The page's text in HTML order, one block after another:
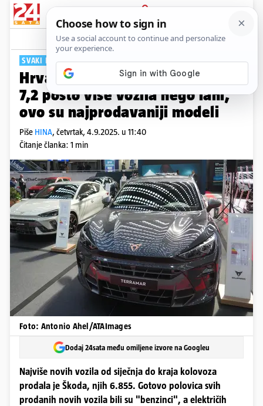
PRIJAVA
Tech Komentari
SVAKI DRUGI BENZINAC
Hrvati do kraja kolovoza kupili
7,2 posto više vozila nego lani,
ovo su najprodavaniji modeli
Piše HINA, četvrtak, 4.9.2025. u 11:40
Čitanje članka: 1 min
Foto: Antonio Ahel/ATAImages
Dodaj 24sata među omiljene izvore na Googleu
Najviše novih vozila od siječnja do kraja kolovoza
prodala je Škoda, njih 6.855. Gotovo polovica svih
prodanih novih vozila bili su "benzinci", a električih